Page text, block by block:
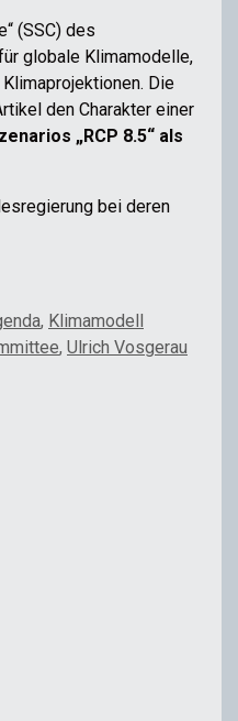
(SSC) des
globale Klimamodelle,
Die
den Charakter einer
„RCP 8.5“ als
bei deren
, Klimamodell
, Ulrich Vosgerau